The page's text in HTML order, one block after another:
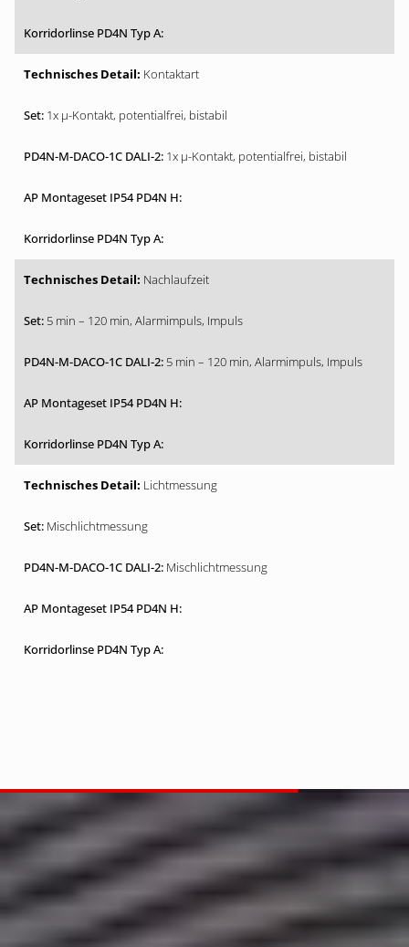
Kontaktart
1x µ-Kontakt, potentialfrei, bistabil
1x µ-Kontakt, potentialfrei, bistabil
Nachlaufzeit
5 min – 120 min, Alarmimpuls, Impuls
5 min – 120 min, Alarmimpuls, Impuls
Lichtmessung
Mischlichtmessung
Mischlichtmessung